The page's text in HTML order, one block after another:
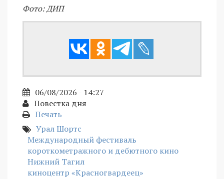
Фото: ДИП
06/08/2026 - 14:27
Повестка дня
Печать
Урал Шортс
Международный фестиваль
короткометражного и дебютного кино
Нижний Тагил
киноцентр «Красногвардеец»